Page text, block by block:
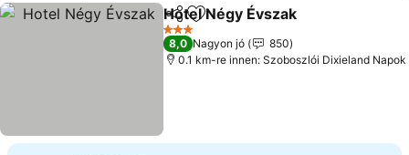
Megosztás
Hozzáadás a kedvencekhez
Hotel Négy Évszak
3 Kategória
8,0 Nagyon jó
850
0.1 km-re innen: Szoboszlói Dixieland Napok